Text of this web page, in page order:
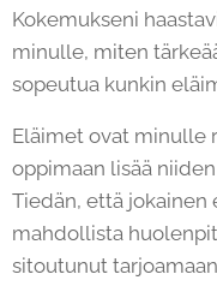
Kokemukseni
minulle, miten
sopeutua kunkin
Eläimet ovat minulle
oppimaan lisää
Tiedän, että jokainen
mahdollista
sitoutunut